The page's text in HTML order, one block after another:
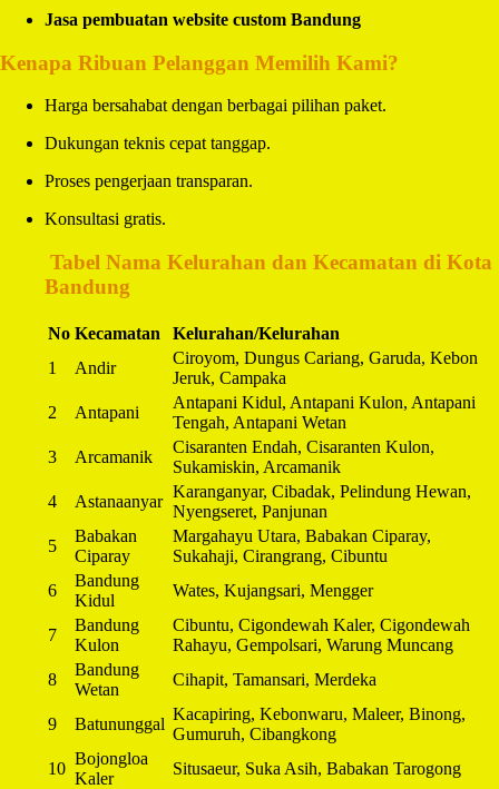
Jasa pembuatan website custom Bandung
Kenapa Ribuan Pelanggan Memilih Kami?
Harga bersahabat dengan berbagai pilihan paket.
Dukungan teknis cepat tanggap.
Proses pengerjaan transparan.
Konsultasi gratis.
Tabel Nama Kelurahan dan Kecamatan di Kota
Bandung
No Kecamatan
Kelurahan/Kelurahan
1
Andir
Ciroyom, Dungus Cariang, Garuda, Kebon
Jeruk, Campaka
2
Antapani
Antapani Kidul, Antapani Kulon, Antapani
Tengah, Antapani Wetan
3
Arcamanik
Cisaranten Endah, Cisaranten Kulon,
Sukamiskin, Arcamanik
4
Astanaanyar
Karanganyar, Cibadak, Pelindung Hewan,
Nyengseret, Panjunan
5
Babakan
Ciparay
Margahayu Utara, Babakan Ciparay,
Sukahaji, Cirangrang, Cibuntu
6
Bandung
Kidul
Wates, Kujangsari, Mengger
7
Bandung
Kulon
Cibuntu, Cigondewah Kaler, Cigondewah
Rahayu, Gempolsari, Warung Muncang
8
Bandung
Wetan
Cihapit, Tamansari, Merdeka
9 Batununggal
Kacapiring, Kebonwaru, Maleer, Binong,
Gumuruh, Cibangkong
10
Bojongloa
Kaler
Situsaeur, Suka Asih, Babakan Tarogong